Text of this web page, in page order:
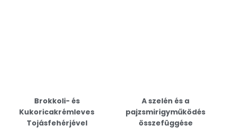
Brokkoli- és
Kukoricakrémleves
Tojásfehérjével
A szelén és a
pajzsmirigyműködés
összefüggése